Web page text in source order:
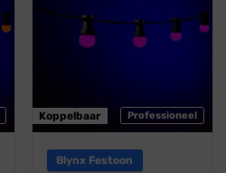
Professioneel
Koppelbaar
Blynx Festoon